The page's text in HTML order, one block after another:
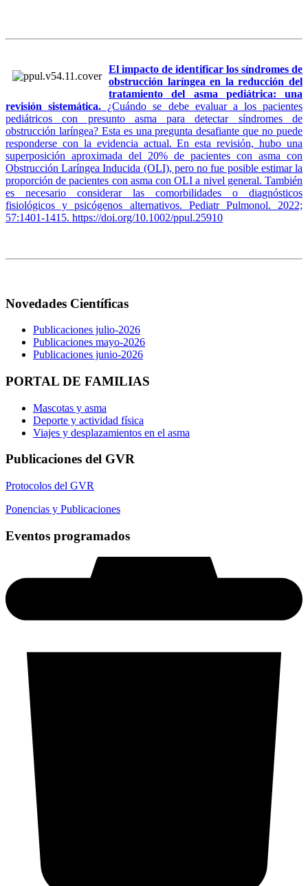
El impacto de identificar los síndromes de
obstrucción laríngea en la reducción del
tratamiento del asma pediátrica: una
revisión sistemática. ¿Cuándo se debe evaluar a los pacientes
pediátricos con presunto asma para detectar síndromes de
obstrucción laríngea? Esta es una pregunta desafiante que no puede
responderse con la evidencia actual. En esta revisión, hubo una
superposición aproximada del 20% de pacientes con asma con
Obstrucción Laríngea Inducida (OLI), pero no fue posible estimar la
proporción de pacientes con asma con OLI a nivel general. También
es necesario considerar las comorbilidades o diagnósticos
fisiológicos y psicógenos alternativos. Pediatr Pulmonol. 2022;
57:1401-1415. https://doi.org/10.1002/ppul.25910
Novedades Científicas
Publicaciones julio-2026
Publicaciones mayo-2026
Publicaciones junio-2026
PORTAL DE FAMILIAS
Mascotas y asma
Deporte y actividad física
Viajes y desplazamientos en el asma
Publicaciones del GVR
Protocolos del GVR
Ponencias y Publicaciones
Eventos programados